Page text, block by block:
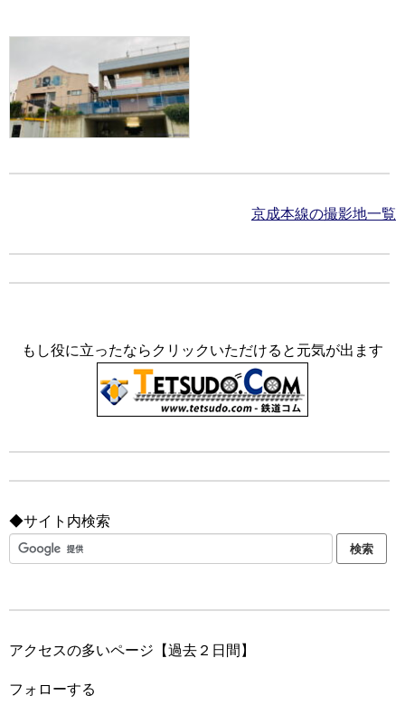
京成本線の撮影地一覧
もし役に立ったならクリックいただけると元気が出ます
◆サイト内検索
アクセスの多いページ【過去２日間】
フォローする